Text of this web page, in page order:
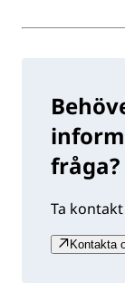
fråga?
Ta
Kontakta